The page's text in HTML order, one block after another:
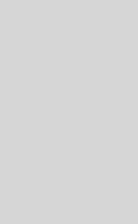
bin kişi 300 milyon bağış yaptı